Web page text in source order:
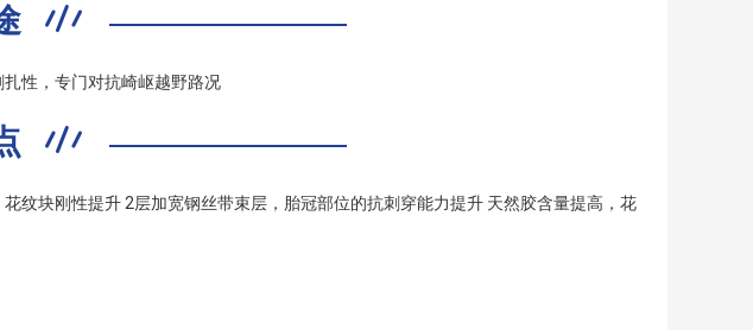
性，专门对抗崎岖越野路况
纹块刚性提升 2层加宽钢丝带束层，胎冠部位的抗刺穿能力提升 天然胶含量提高，花